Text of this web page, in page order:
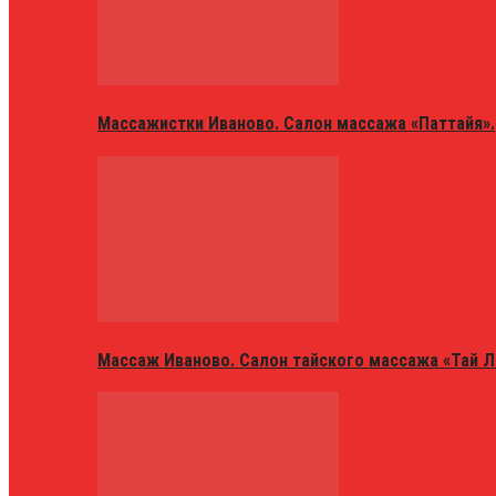
Массажистки Иваново. Салон массажа «Паттайя».
Массаж Иваново. Салон тайского массажа «Тай